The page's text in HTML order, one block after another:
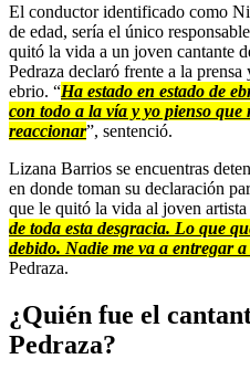
El conductor identificado como
de edad, sería el único
quitó la vida a un joven cantante
Pedraza declaró frente a la
ebrio. “Ha estado en estado de
con todo a la vía y yo pienso
reaccionar”, sentenció.
Lizana Barrios se encuentras
en donde toman su declaración
que le quitó la vida al joven artista
de toda esta desgracia. Lo que
debido. Nadie me va a entregar
Pedraza.
¿Quién fue el
Pedraza?